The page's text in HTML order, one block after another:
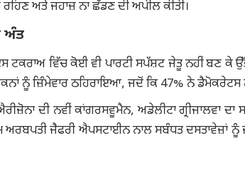
ਅਤੇ ਜਹਾਜ਼ ਨਾ ਛੱਡਣ ਦੀ ਅਪੀਲ ਕੀਤੀ।
ਅੰਤ
ਵਿੱਚ ਕੋਈ ਵੀ ਪਾਰਟੀ ਸਪੱਸ਼ਟ ਜੇਤੂ ਨਹੀਂ ਬਣ ਕੇ
ਨੂੰ ਜ਼ਿੰਮੇਵਾਰ ਠਹਿਰਾਇਆ, ਜਦੋਂ ਕਿ 47% ਨੇ ਡੈਮੋਕਰੇਟਸ
ਦੀ ਨਵੀਂ ਕਾਂਗਰਸਵੂਮੈਨ, ਅਡੇਲੀਟਾ ਗ੍ਰੀਜਾਲਵਾ ਦਾ
ਜੈਫਰੀ ਐਪਸਟਾਈਨ ਨਾਲ ਸਬੰਧਤ ਦਸਤਾਵੇਜ਼ਾਂ